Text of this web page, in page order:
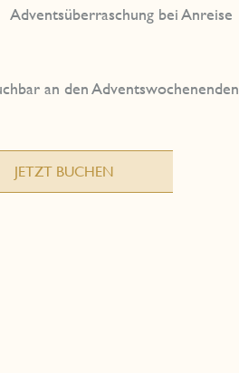
Adventsüberraschung bei Anreise
an den Adventswochenenden
JETZT BUCHEN